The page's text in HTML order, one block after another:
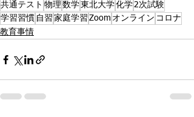
共通テスト 物理 数学 東北大学化学2次試験
学習習慣 自習 家庭学習 Zoom オンライン コロナ
教育事情